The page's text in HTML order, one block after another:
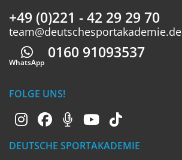
+49 (0)221 - 42 29 29 70
team@deutschesportakademie.de
Whatsapp
WhatsApp
0160 91093537
FOLGE UNS!
DEUTSCHE SPORTAKADEMIE